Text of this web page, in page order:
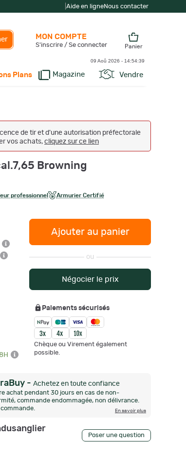
Aide en ligneNous contacter
Plans Magazine Vendre
MON COMPTE
S'inscrire / Se connecter Panier
09 Aoû 2026 - 14:54:40
de tir et d'une autorisation préfectorale
vos achats, cliquez sur ce lien
Browning
professionnel Armurier Certifié
Ajouter au panier
ou
Négocier le prix
Paiements sécurisés
Chèque ou Virement également
possible.
- Achetez en toute confiance
achat pendant 30 jours en cas de non-
commande endommagée, non délivrance.
En savoir plus
Poser une question